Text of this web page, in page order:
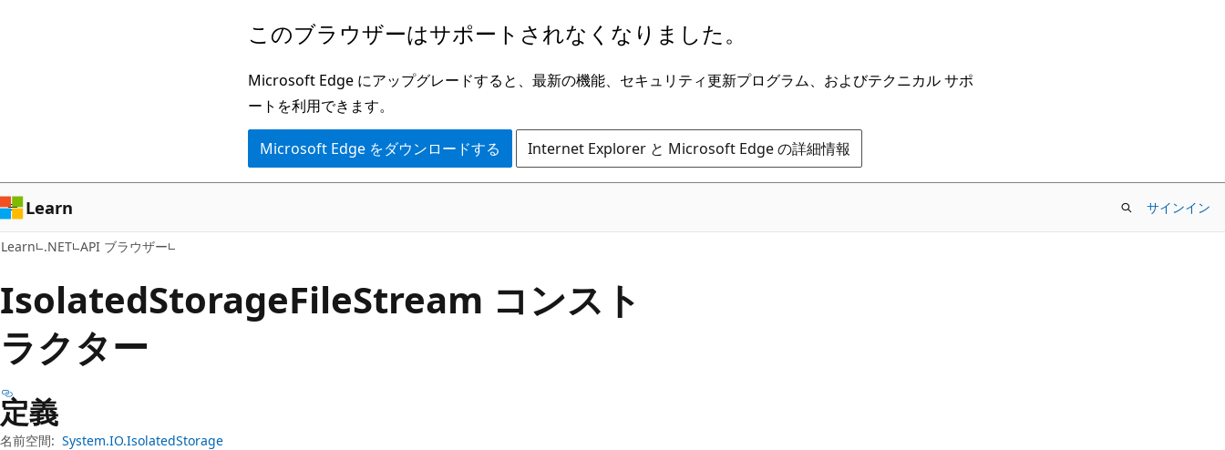
ン
ツ
に
ス
ッ
プ
ゲ
ー
シ
ョ
に
ス
キ
プ
このブラウザーはサポートされなくなりました。
Microsoft Edge にアップグレードすると、最新の機能、セキュリティ更新プログラム、およびテクニカル サポ
ートを利用できます。
Microsoft Edge をダウンロードする Internet Explorer と Microsoft Edge の詳細情報
Learn サインイン
Learn .NET API ブラウザー
IsolatedStorageFileStream コンスト
ラクター
定義
名前空間: System.IO.IsolatedStorage